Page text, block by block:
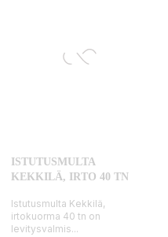
ISTUTUSMULTA
KEKKILÄ, IRTO 40 TN
Istutusmulta Kekkilä,
irtokuorma 40 tn on
levitysvalmis...